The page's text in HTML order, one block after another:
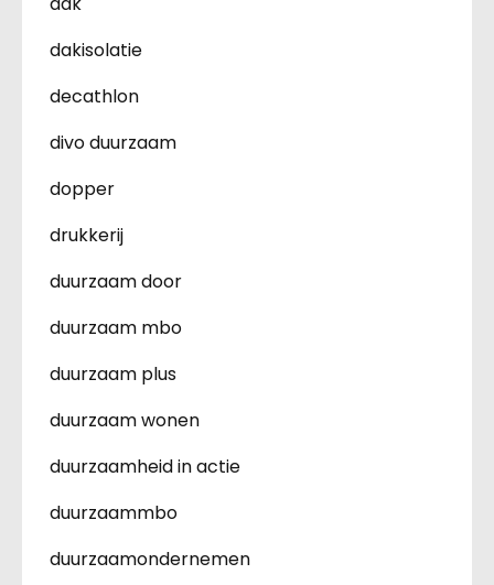
dakisolatie
decathlon
divo duurzaam
dopper
drukkerij
duurzaam door
duurzaam mbo
duurzaam plus
duurzaam wonen
duurzaamheid in actie
duurzaammbo
duurzaamondernemen